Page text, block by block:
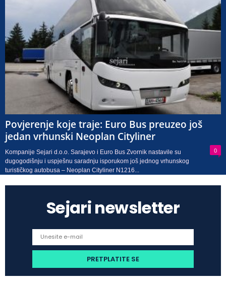
Povjerenje koje traje: Euro Bus preuzeo još
jedan vrhunski Neoplan Cityliner
0
Kompanije Sejari d.o.o. Sarajevo i Euro Bus Zvornik nastavile su
dugogodišnju i uspješnu saradnju isporukom još jednog vrhunskog
turističkog autobusa – Neoplan Cityliner N1216...
Sejari newsletter